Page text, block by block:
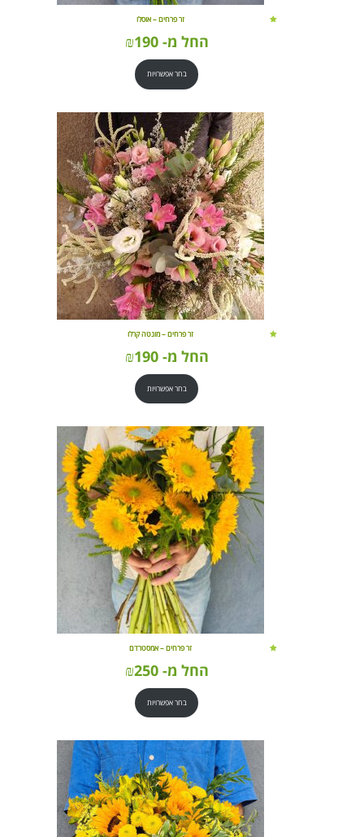
זר פרחים – אוסלו
החל מ- ₪190
בחר אפשרויות
זר פרחים – מונטה קרלו
החל מ- ₪190
בחר אפשרויות
זר פרחים – אמסטרדם
החל מ- ₪250
בחר אפשרויות